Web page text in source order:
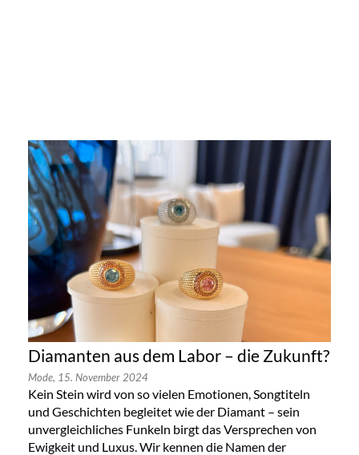
Diamanten aus dem Labor – die Zukunft?
Mode, 15. November 2024
Kein Stein wird von so vielen Emotionen, Songtiteln
und Geschichten begleitet wie der Diamant – sein
unvergleichliches Funkeln birgt das Versprechen von
Ewigkeit und Luxus. Wir kennen die Namen der